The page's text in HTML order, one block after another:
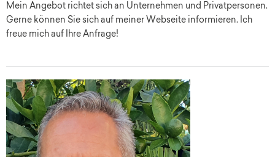
Mein Angebot richtet sich an Unternehmen und Privatpersonen.
Gerne können Sie sich auf meiner Webseite informieren. Ich
freue mich auf Ihre Anfrage!